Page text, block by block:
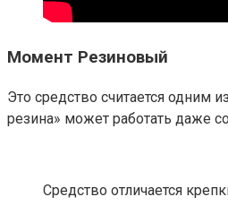
Момент Резиновый
Это средство считается одним
резина» может работать даже
Средство отличается